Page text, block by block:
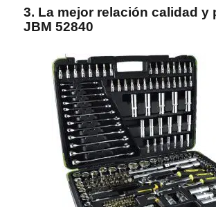
3. La mejor relación calidad y
JBM 52840